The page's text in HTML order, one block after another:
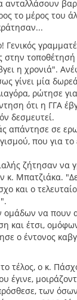
το μέρος του
Γενικός
η χρονιά".
γίνει μία
ρώτησε
ότι η ΓΓΑ
δεσμευτεί.
απάντησε σε
που για
ζήτησαν να
κ. Μπατζιάκα.
και ο
να πουν
και έτσι,
ο έντονος
τέλος, ο κ.
των